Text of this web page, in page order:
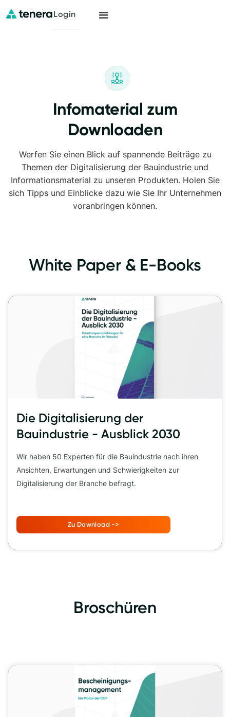
Login
Infomaterial zum
Downloaden
Werfen Sie einen Blick auf spannende Beiträge zu
Themen der Digitalisierung der Bauindustrie und
Informationsmaterial zu unseren Produkten. Holen Sie
sich Tipps und Einblicke dazu wie Sie Ihr Unternehmen
voranbringen können.
White Paper & E-Books
Die Digitalisierung der
Bauindustrie - Ausblick 2030
Wir haben 50 Experten für die Bauindustrie nach ihren
Ansichten, Erwartungen und Schwierigkeiten zur
Digitalisierung der Branche befragt.
Zu Download ->
Broschüren